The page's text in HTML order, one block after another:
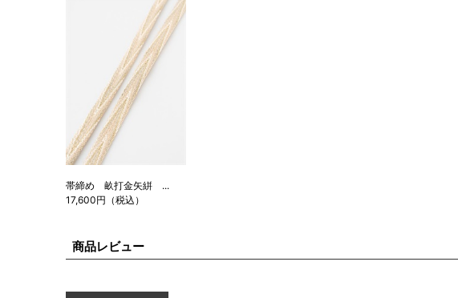
帯締め 畝打金矢絣 ...
17,600円（税込）
商品レビュー